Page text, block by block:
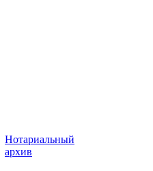
Нотариальный
архив